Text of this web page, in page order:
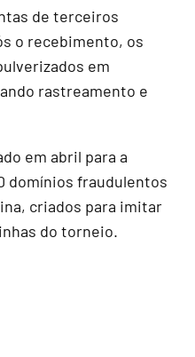
de terceiros
o recebimento, os
em
rastreamento e
em abril para a
domínios fraudulentos
criados para imitar
do torneio.